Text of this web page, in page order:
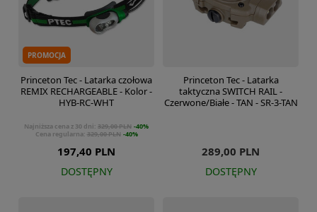
PROMOCJA
Princeton Tec - Latarka czołowa
REMIX RECHARGEABLE - Kolor -
HYB-RC-WHT
197,40 PLN
Najniższa cena z 30 dni: 329,00 PLN -40%
Cena regularna: 329,00 PLN -40%
DOSTĘPNY
Princeton Tec - Latarka
taktyczna SWITCH RAIL -
Czerwone/Białe - TAN - SR-3-TAN
289,00 PLN
DOSTĘPNY